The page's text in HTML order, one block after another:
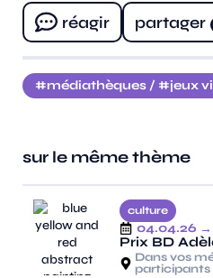
réagir
partager
médiathèques / jeux
sur le même thème
culture
04.04.26 →
Prix BD
Dans vos
participants